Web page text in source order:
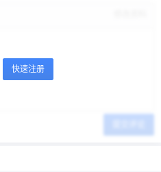
快速注册